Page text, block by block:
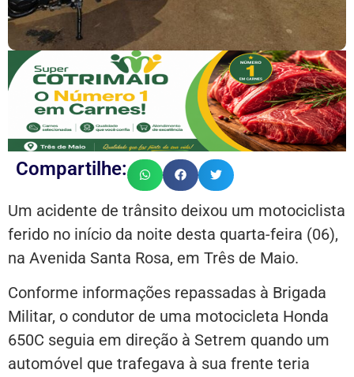
Compartilhe:
Um acidente de trânsito deixou um motociclista
ferido no início da noite desta quarta-feira (06),
na Avenida Santa Rosa, em Três de Maio.
Conforme informações repassadas à Brigada
Militar, o condutor de uma motocicleta Honda
650C seguia em direção à Setrem quando um
automóvel que trafegava à sua frente teria